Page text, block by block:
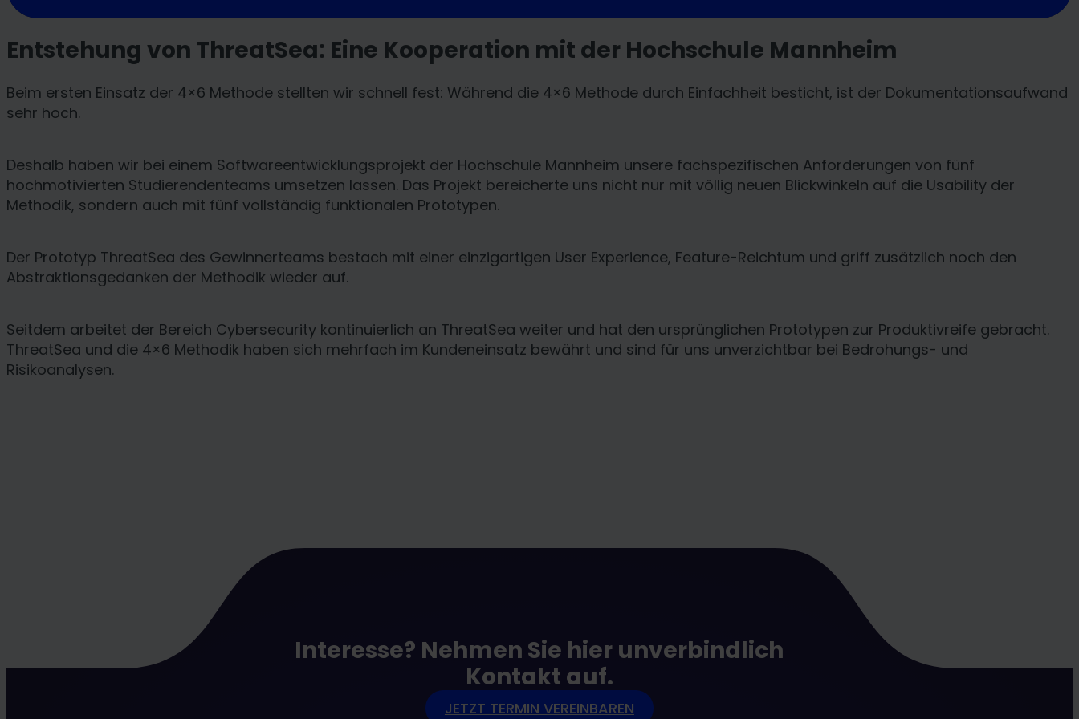
Entstehung von ThreatSea: Eine Kooperation mit der Hochschule Mannheim
Beim ersten Einsatz der 4×6 Methode stellten wir schnell fest: Während die 4×6 Methode durch Einfachheit besticht, ist der Dokumentationsaufwand
sehr hoch.
Deshalb haben wir bei einem Softwareentwicklungsprojekt der Hochschule Mannheim unsere fachspezifischen Anforderungen von fünf
hochmotivierten Studierendenteams umsetzen lassen. Das Projekt bereicherte uns nicht nur mit völlig neuen Blickwinkeln auf die Usability der
Methodik, sondern auch mit fünf vollständig funktionalen Prototypen.
Der Prototyp ThreatSea des Gewinnerteams bestach mit einer einzigartigen User Experience, Feature-Reichtum und griff zusätzlich noch den
Abstraktionsgedanken der Methodik wieder auf.
Seitdem arbeitet der Bereich Cybersecurity kontinuierlich an ThreatSea weiter und hat den ursprünglichen Prototypen zur Produktivreife gebracht.
ThreatSea und die 4×6 Methodik haben sich mehrfach im Kundeneinsatz bewährt und sind für uns unverzichtbar bei Bedrohungs- und
Risikoanalysen.
Interesse? Nehmen Sie hier unverbindlich
Kontakt auf.
JETZT TERMIN VEREINBAREN